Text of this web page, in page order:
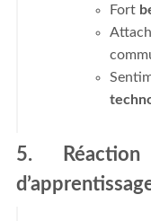
Fort
5.